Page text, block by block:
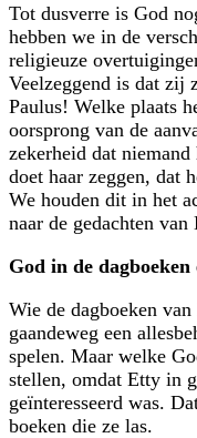
Tot dusverre is God
hebben we in de
religieuze
Veelzeggend is dat zij
Paulus! Welke plaats
oorsprong van de
zekerheid dat
doet haar zeggen, dat
We houden dit in het
naar de gedachten
God in de dagboeken
Wie de dagboeken
gaandeweg een
spelen. Maar welke
stellen, omdat Etty in
geïnteresseerd was.
boeken die ze las.